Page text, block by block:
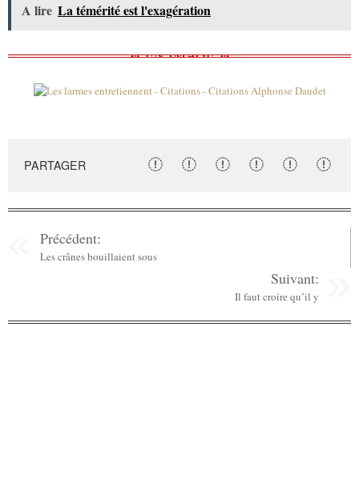
A lire La témérité est l'exagération
PARTAGER
Précédent:
Les crânes bouillaient sous
Suivant:
Il faut croire qu’il y